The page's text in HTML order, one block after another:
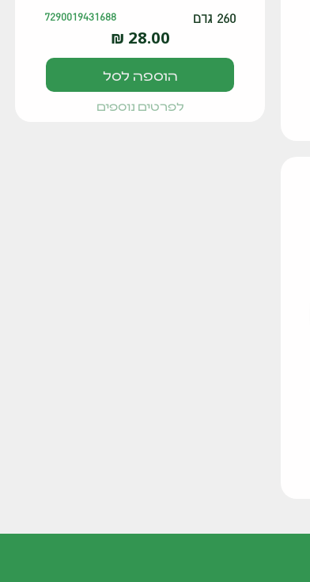
260 גרם 7290019431688
28.00
₪
הוספה לסל
לפרטים נוספים